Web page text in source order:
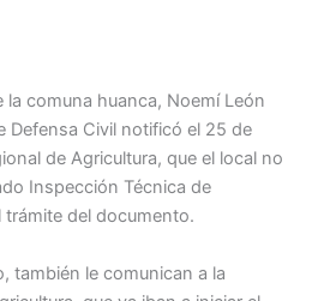
la comuna huanca, Noemí León
Defensa Civil notificó el 25 de
de Agricultura, que el local no
Inspección Técnica de
trámite del documento.
también le comunican a la